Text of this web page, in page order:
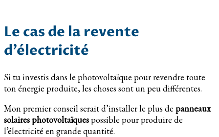
Le cas de la revente
d’électricité
Si tu investis dans le photovoltaïque pour revendre toute
ton énergie produite, les choses sont un peu différentes.
Mon premier conseil serait d’installer le plus de panneaux
solaires photovoltaïquespossible pour produire de
l’électricité en grande quantité.